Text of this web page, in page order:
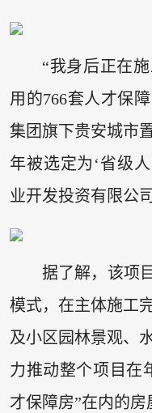
“我身后正在
用的766套人才保
集团旗下贵安城市
年被选定为‘省级
业开发投资有限公
据了解，该项
模式，在主体施工
及小区园林景观、
力推动整个项目在
才保障房”在内的房